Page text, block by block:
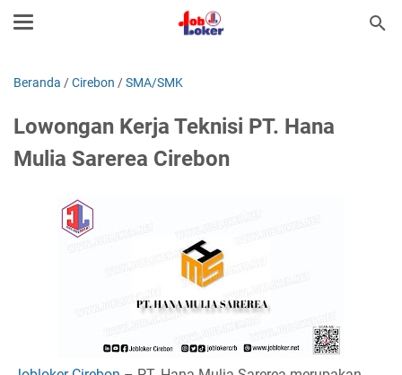
Beranda /Cirebon /SMA/SMK
Lowongan Kerja Teknisi PT. Hana
Mulia Sarerea Cirebon